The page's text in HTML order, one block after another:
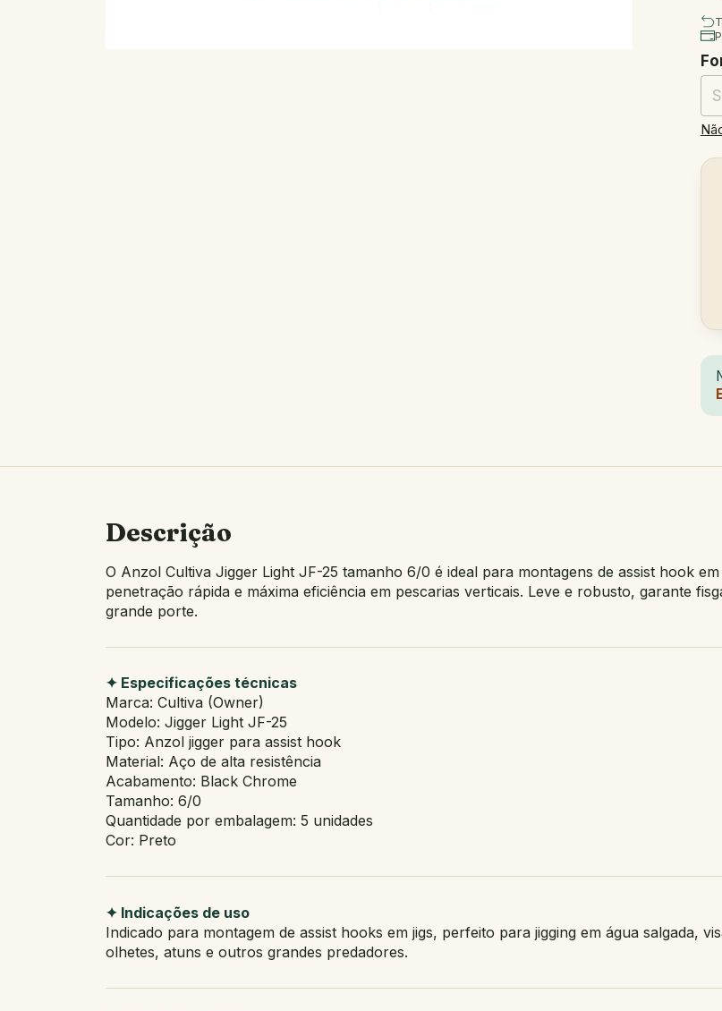
Descrição
O Anzol Cultiva Jigger Light JF-25 tamanho 6/0 é ideal para montagens de assist hook
penetração rápida e máxima eficiência em pescarias verticais. Leve e robusto, garante
grande porte.
✦ Especificações técnicas
Marca: Cultiva (Owner)
Modelo: Jigger Light JF-25
Tipo: Anzol jigger para assist hook
Material: Aço de alta resistência
Acabamento: Black Chrome
Tamanho: 6/0
Quantidade por embalagem: 5 unidades
Cor: Preto
✦ Indicações de uso
Indicado para montagem de assist hooks em jigs, perfeito para jigging em água salgada,
olhetes, atuns e outros grandes predadores.